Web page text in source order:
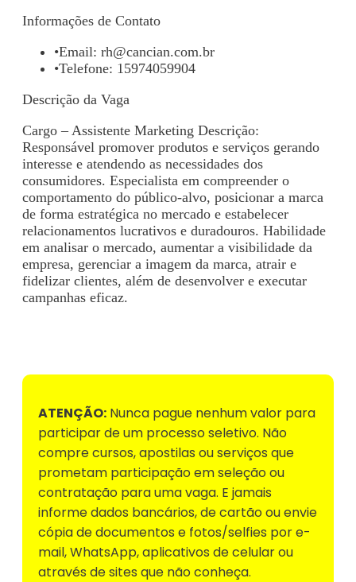
Informações de Contato
•Email: rh@cancian.com.br
•Telefone: 15974059904
Descrição da Vaga
Cargo – Assistente Marketing Descrição:
Responsável promover produtos e serviços gerando
interesse e atendendo as necessidades dos
consumidores. Especialista em compreender o
comportamento do público-alvo, posicionar a marca
de forma estratégica no mercado e estabelecer
relacionamentos lucrativos e duradouros. Habilidade
em analisar o mercado, aumentar a visibilidade da
empresa, gerenciar a imagem da marca, atrair e
fidelizar clientes, além de desenvolver e executar
campanhas eficaz.
ATENÇÃO: Nunca pague nenhum valor para
participar de um processo seletivo. Não
compre cursos, apostilas ou serviços que
prometam participação em seleção ou
contratação para uma vaga. E jamais
informe dados bancários, de cartão ou envie
cópia de documentos e fotos/selfies por e-
mail, WhatsApp, aplicativos de celular ou
através de sites que não conheça.